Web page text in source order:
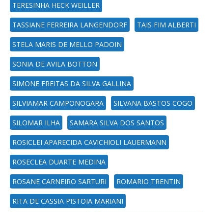
TERESINHA HECK WEILLER
TASSIANE FERREIRA LANGENDORF TAIS FIM ALBERTI
STELA MARIS DE MELLO PADOIN
SONIA DE AVILA BOTTON
SIMONE FREITAS DA SILVA GALLINA
SILVIAMAR CAMPONOGARA SILVANA BASTOS COGO
SILOMAR ILHA SAMARA SILVA DOS SANTOS
ROSICLEI APARECIDA CAVICHIOLI LAUERMANN
ROSECLEA DUARTE MEDINA
ROSANE CARNEIRO SARTURI ROMARIO TRENTIN
RITA DE CASSIA PISTOIA MARIANI